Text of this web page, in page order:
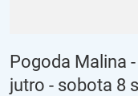
Pogoda Malina
jutro - sobota 8